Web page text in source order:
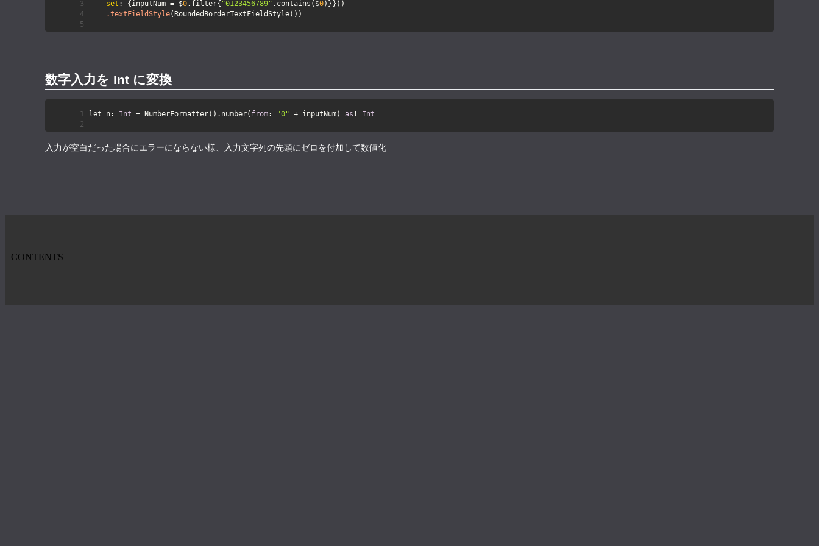
set : {inputNum = $0.filter{ "0123456789" .contains($0
.textFieldStyle
数字入力を Int に変換
let n: Int = NumberFormatter().number( from: "0" + inputNum) as ! Int
入力が空白だった場合にエラーにならない様、入力文字列の先頭にゼロを付加して数値化
CONTENTS